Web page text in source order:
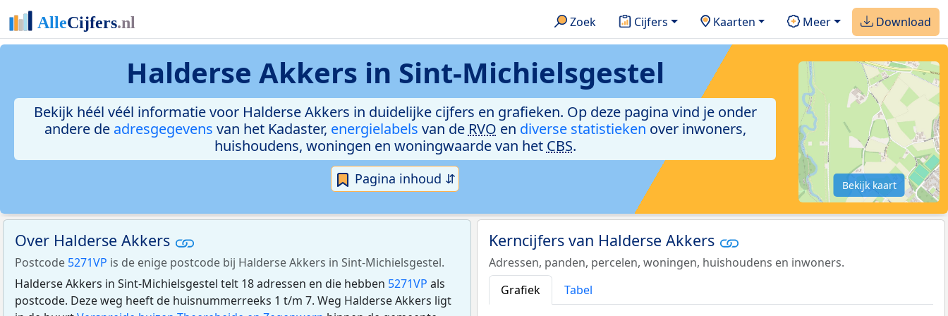
Zoek Cijfers Kaarten Meer Download
Halderse Akkers in Sint-Michielsgestel
Bekijk héél véél informatie voor Halderse Akkers in duidelijke cijfers en grafieken. Op deze pagina vind je onder
andere de adresgegevens van het Kadaster, energielabels van de RVO en diverse statistieken over inwoners,
huishoudens, woningen en woningwaarde van het CBS.
Pagina inhoud ⇵ Bekijk kaart
Over Halderse Akkers
Postcode 5271VP is de enige postcode bij Halderse Akkers in Sint-Michielsgestel.
Halderse Akkers in Sint-Michielsgestel telt 18 adressen en die hebben 5271VP als
postcode. Deze weg heeft de huisnummerreeks 1 t/m 7. Weg Halderse Akkers ligt
Kerncijfers van Halderse Akkers
Adressen, panden, percelen, woningen, huishoudens en inwoners.
Grafiek
Tabel